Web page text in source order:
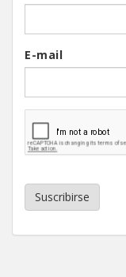
E-mail
Suscribirse